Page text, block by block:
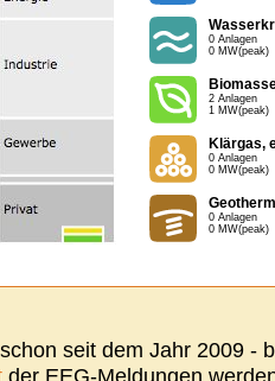
0 Anlagen
0 MW(peak)
2 Anlagen
1 MW(peak)
Klärgas,
0 Anlagen
0 MW(peak)
0 Anlagen
0 MW(peak)
seit dem Jahr 2009 -
der EEG-Meldungen